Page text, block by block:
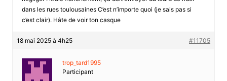
dans les rues toulousaines C’est n’importe quoi (je sais pas si
c’est clair). Hâte de voir ton casque
18 mai 2025 à 4h25 #11705
trop_tard1995
Participant